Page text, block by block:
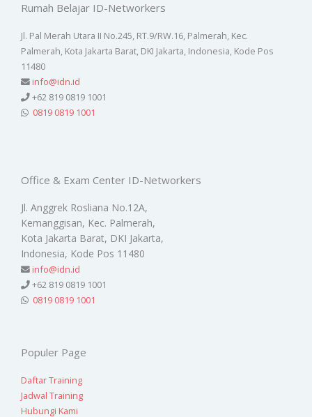
Rumah Belajar ID-Networkers
Jl. Pal Merah Utara II No.245, RT.9/RW.16, Palmerah, Kec.
Palmerah, Kota Jakarta Barat, DKI Jakarta, Indonesia, Kode Pos
11480
info@idn.id
+62 819 0819 1001
0819 0819 1001
Office & Exam Center ID-Networkers
Jl. Anggrek Rosliana No.12A,
Kemanggisan, Kec. Palmerah,
Kota Jakarta Barat, DKI Jakarta,
Indonesia, Kode Pos 11480
info@idn.id
+62 819 0819 1001
0819 0819 1001
Populer Page
Daftar Training
Jadwal Training
Hubungi Kami